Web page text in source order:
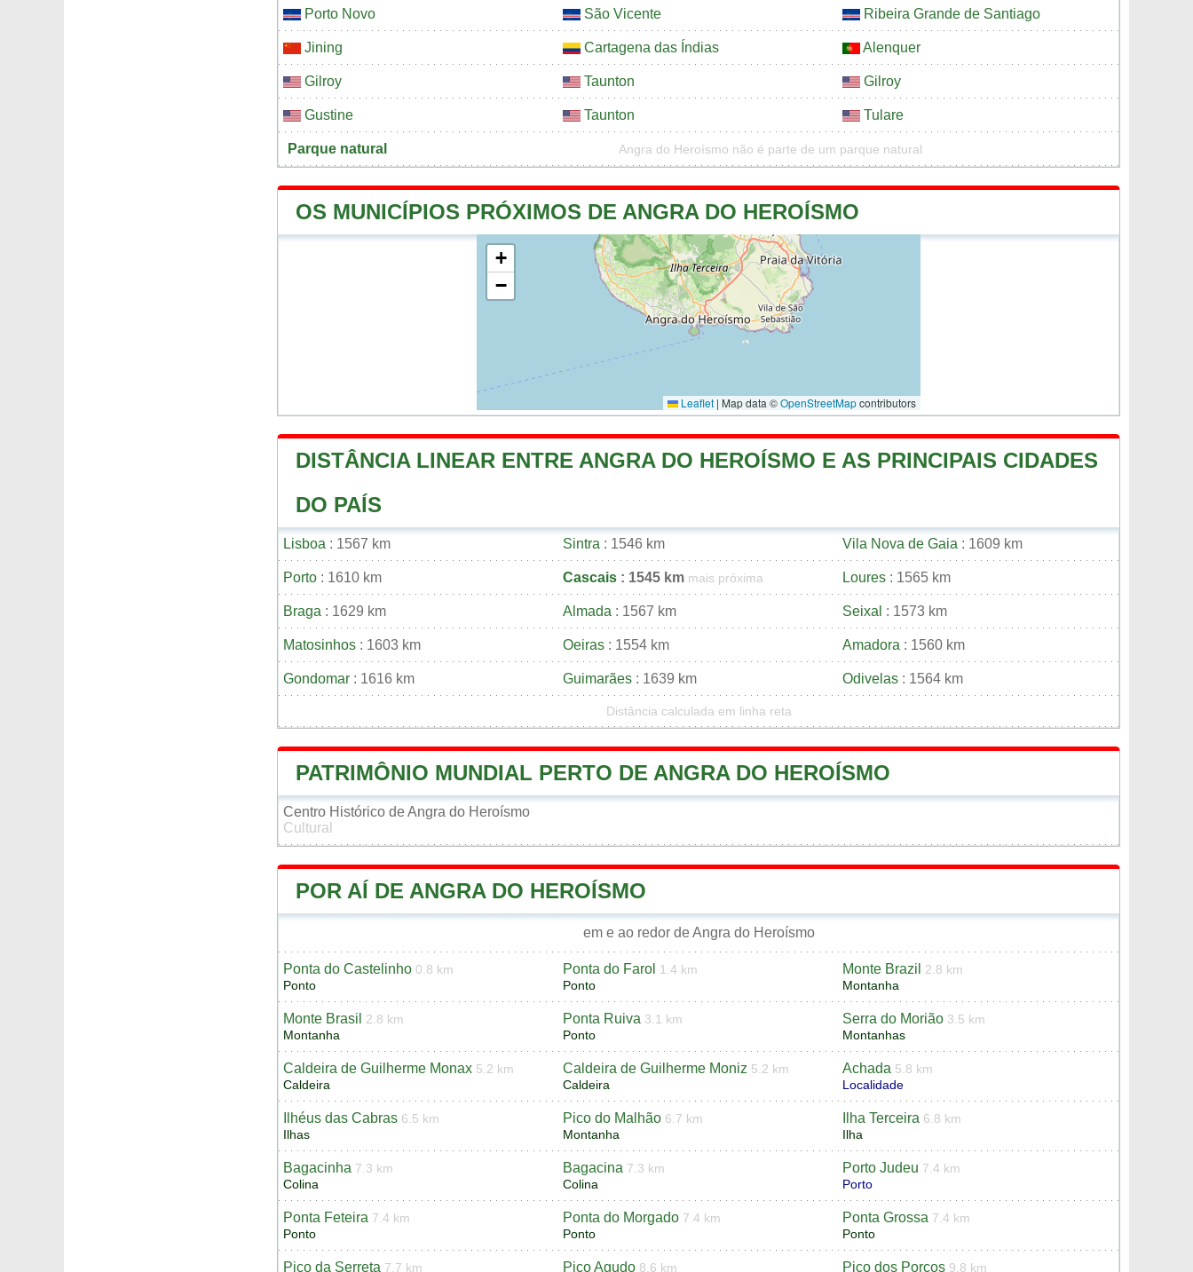
Porto Novo São Vicente Ribeira Grande de Santiago
Jining Cartagena das Índias Alenquer
Gilroy Taunton Gilroy
Gustine Taunton Tulare
Parque natural Angra do Heroísmo não é parte de um parque natural
OS MUNICÍPIOS PRÓXIMOS DE ANGRA DO HEROÍSMO
+
−
Leaflet | Map data ©OpenStreetMapcontributors
DISTÂNCIA LINEAR ENTRE ANGRA DO HEROÍSMO E AS PRINCIPAIS CIDADES
DO PAÍS
Lisboa : 1567 km Sintra : 1546 km Vila Nova de Gaia : 1609 km
Porto : 1610 km Cascais : 1545 km mais próxima Loures : 1565 km
Braga : 1629 km Almada : 1567 km Seixal : 1573 km
Matosinhos : 1603 km Oeiras : 1554 km Amadora : 1560 km
Gondomar : 1616 km Guimarães : 1639 km Odivelas : 1564 km
Distância calculada em linha reta
PATRIMÔNIO MUNDIAL PERTO DE ANGRA DO HEROÍSMO
Centro Histórico de Angra do Heroísmo
Cultural
POR AÍ DE ANGRA DO HEROÍSMO
em e ao redor de Angra do Heroísmo
Ponta do Castelinho 0.8 km
Ponto
Ponta do Farol 1.4 km
Ponto
Monte Brazil
2.8 km
Montanha
Monte Brasil
2.8 km
Montanha
Ponta Ruiva 3.1 km
Ponto
Serra do Morião 3.5 km
Montanhas
Caldeira de Guilherme Monax 5.2 km
Caldeira
Caldeira de Guilherme Moniz 5.2 km
Caldeira
Achada 5.8 km
Localidade
Ilhéus das Cabras 6.5 km
Ilhas
Pico do Malhão 6.7 km
Montanha
Ilha Terceira 6.8 km
Ilha
Bagacinha 7.3 km
Colina
Bagacina 7.3 km
Colina
Porto Judeu 7.4 km
Porto
Ponta Feteira 7.4 km
Ponto
Ponta do Morgado 7.4 km
Ponto
Ponta Grossa 7.4 km
Ponto
Pico da Serreta 7.7 km Pico Agudo 8.6 km Pico dos Porcos 9.8 km